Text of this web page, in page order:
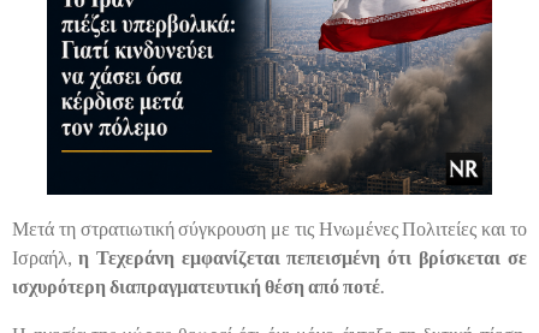
Μετά τη στρατιωτική σύγκρουση με τις Ηνωμένες Πολιτείες και το
Ισραήλ, η Τεχεράνη εμφανίζεται πεπεισμένη ότι βρίσκεται σε
ισχυρότερη διαπραγματευτική θέση από ποτέ